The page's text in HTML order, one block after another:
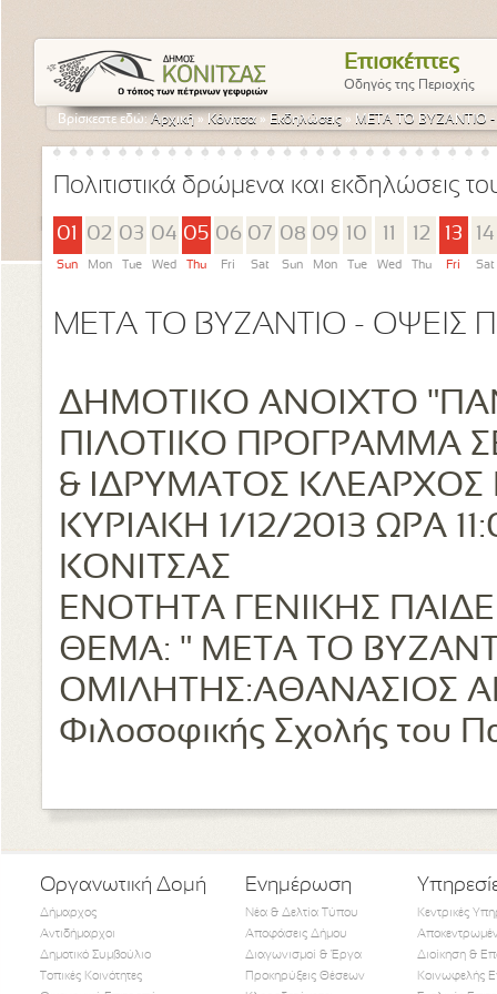
Επισκέπτες
Οδηγός της Περιοχής
Βρίσκεστε εδώ:Αρχική » Κόνιτσα » Εκδηλώσεις » ΜΕΤΑ ΤΟ ΒΥΖΑΝΤΙΟ
Πολιτιστικά δρώμενα και εκδηλώσεις
01
Sun
02
Mon
03
Tue
04
Wed
05
Thu
06
Fri
07
Sat
08
Sun
09
Mon
10
Tue Wed
12
Thu
13
Fri
14
Sat
ΜΕΤΑ ΤΟ ΒΥΖΑΝΤΙΟ - ΟΨΕΙΣ
ΔΗΜΟΤΙΚΟ ΑΝΟΙΧΤΟ
ΠΙΛΟΤΙΚΟ ΠΡΟΓΡΑΜΜΑ
& ΙΔΡΥΜΑΤΟΣ
ΚΥΡΙΑΚΗ 1/12/2013 ΩΡΑ
ΚΟΝΙΤΣΑΣ
ΕΝΟΤΗΤΑ ΓΕΝΙΚΗΣ
ΘΕΜΑ: " ΜΕΤΑ ΤΟ
ΟΜΙΛΗΤΗΣ:ΑΘΑΝΑΣΙΟΣ
Φιλοσοφικής Σχολής του
Οργανωτική Δομή
Δήμαρχος
Αντιδήμαρχοι
Δημοτικό Συμβούλιο
Τοπικές Κοινότητες
Ενημέρωση
Νέα & Δελτία Τύπου
Αποφάσεις Δήμου
Διαγωνισμοί & Έργα
Προκηρύξεις Θέσεων
Κεντρικές
Διοίκηση &
Κοινωφελής